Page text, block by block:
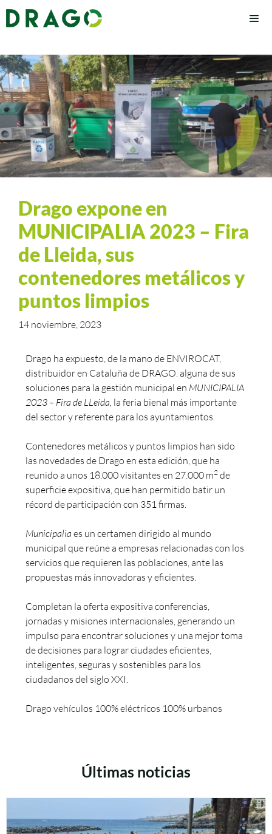
Drago expone en
MUNICIPALIA 2023 – Fira
de Lleida, sus
contenedores metálicos y
puntos limpios
14 noviembre, 2023
Drago ha expuesto, de la mano de ENVIROCAT,
distribuidor en Cataluña de DRAGO. alguna de sus
soluciones para la gestión municipal en MUNICIPALIA
2023 – Fira de LLeida, la feria bienal más importante
del sector y referente para los ayuntamientos.
Contenedores metálicos y puntos limpios han sido
las novedades de Drago en esta edición, que ha
reunido a unos 18.000 visitantes en 27.000 m2 de
superficie expositiva, que han permitido batir un
récord de participación con 351 firmas.
Municipalia es un certamen dirigido al mundo
municipal que reúne a empresas relacionadas con los
servicios que requieren las poblaciones, ante las
propuestas más innovadoras y eficientes.
Completan la oferta expositiva conferencias,
jornadas y misiones internacionales, generando un
impulso para encontrar soluciones y una mejor toma
de decisiones para lograr ciudades eficientes,
inteligentes, seguras y sostenibles para los
ciudadanos del siglo XXI.
Drago vehículos 100% eléctricos 100% urbanos
Últimas noticias